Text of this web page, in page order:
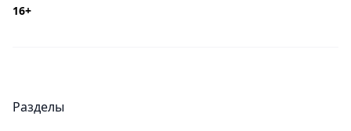
16+
Разделы